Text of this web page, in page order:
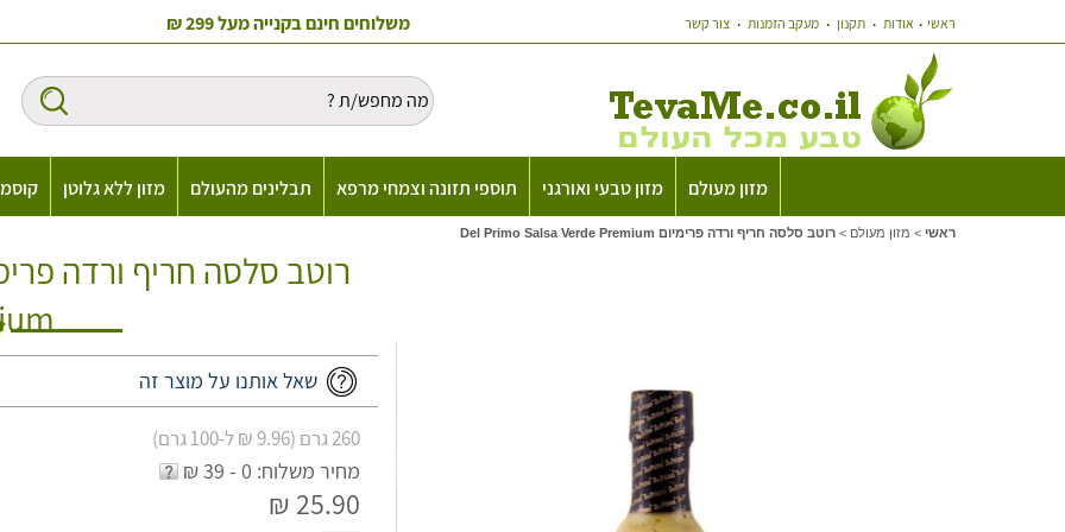
ראשי אודות תקנון מעקב הזמנות צור קשר משלוחים חינם בקנייה מעל 299 ₪
מזון מעולם מזון טבעי ואורגני תוספי תזונה וצמחי מרפא תבלינים מהעולם מזון ללא גלוטן
ראשי > מזון מעולם > רוטב סלסה חריף ורדה פרימיום Del Primo Salsa Verde Premium
שאל אותנו על מוצר זה
260 גרם (9.96 ₪ ל-100 גרם)
מחיר משלוח: 0 - 39 ₪
25.90 ₪